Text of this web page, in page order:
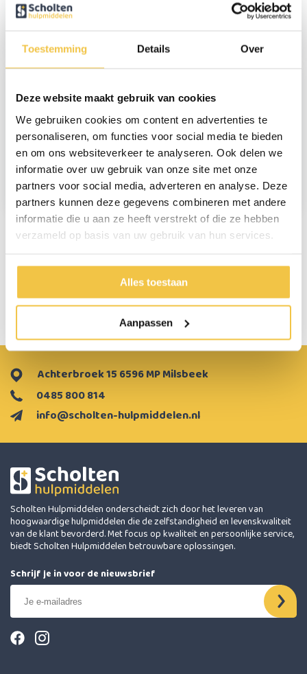
Toestemming Details Over
Deze website maakt gebruik van cookies
We gebruiken cookies om content en advertenties te
personaliseren, om functies voor social media te bieden
en om ons websiteverkeer te analyseren. Ook delen we
informatie over uw gebruik van onze site met onze
partners voor social media, adverteren en analyse. Deze
partners kunnen deze gegevens combineren met andere
informatie die u aan ze heeft verstrekt of die ze hebben
verzameld op basis van uw gebruik van hun services.
Alles toestaan
Aanpassen
Gipsschoen Comfort
17,95
verbandschoenen
64,95
MultiMotion
verbandschoenen
laag - Camel
59,95
MultiMotion
verbandschoenen
hoog - Camel
64,95
Persoonlijk advies
info@scholten-hulpmiddelen.nl
0485 800 814
Achterbroek 15 6596 MP Milsbeek
Scholten Hulpmiddelen onderscheidt zich door het leveren van
hoogwaardige hulpmiddelen die de zelfstandigheid en levenskwaliteit
van de klant bevorderd. Met focus op kwaliteit en persoonlijke service,
biedt Scholten Hulpmiddelen betrouwbare oplossingen.
Schrijf je in voor de nieuwsbrief